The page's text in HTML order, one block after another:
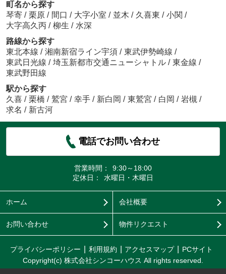
町名から探す
琴寄 / 栗原 / 間口 / 大字小室 / 並木 / 久喜東 / 小関 /
大字高久丙 / 柳生 / 水深
路線から探す
東北本線 / 湘南新宿ライン宇須 / 東武伊勢崎線 /
東武日光線 / 埼玉新都市交通ニューシャトル / 東金線 /
東武野田線
駅から探す
久喜 / 栗橋 / 鷲宮 / 幸手 / 新白岡 / 東鷲宮 / 白岡 / 岩槻 /
求名 / 新古河
電話でお問い合わせ
営業時間：
9:30～18:00
定休日：
水曜日・木曜日
ホーム 会社概要
お問い合わせ 物件リクエスト
プライバシーポリシー 利用規約 アクセスマップ
PCサイト
Copyright(c) 株式会社シンコーハウス All rights reserved.